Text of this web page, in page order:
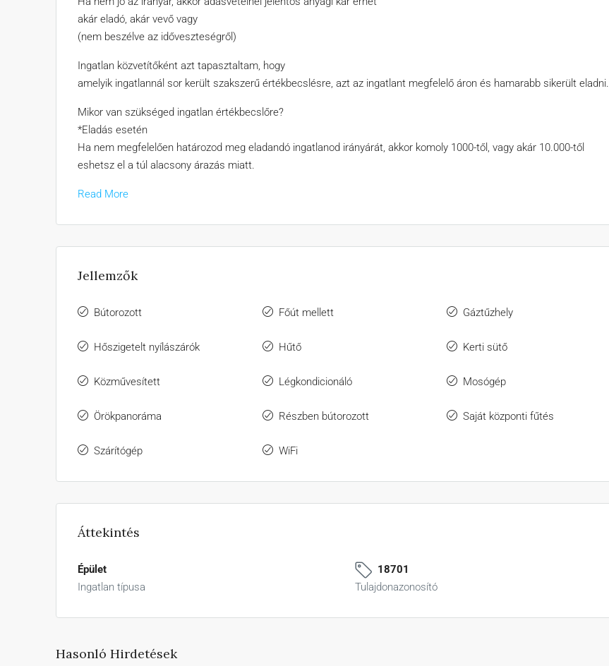
akár eladó, akár vevő vagy
(nem beszélve az időveszteségről)
Ingatlan közvetítőként azt tapasztaltam, hogy
amelyik ingatlannál sor került szakszerű értékbecslésre, azt az ingatlant megfelelő áron és hamarabb sikerült eladni.
Mikor van szükséged ingatlan értékbecslőre?
*Eladás esetén
Ha nem megfelelően határozod meg eladandó ingatlanod irány­árát, akkor komoly 1000-től, vagy akár 10.000-től
eshetsz el a túl alacsony árazás miatt.
Read More
Jellemzők
Bútorozott Főút mellett Gáztűzhely
Hőszigetelt nyílászárók Hűtő Kerti sütő
Közművesített Légkondicionáló Mosógép
Örökpanoráma Részben bútorozott Saját központi fűtés
Szárítógép WiFi
Áttekintés
Épület
Ingatlan típusa
18701
Tulajdonazonosító
Hasonló Hirdetések